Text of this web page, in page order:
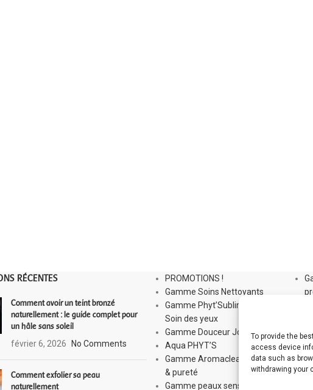
To provide the
access device
data such as
withdrawing your
RÉCENTES
Comment avoir un teint bronzé
naturellement : le guide complet pour
un hâle sans soleil
février 6, 2026 No Comments
Comment exfolier sa peau
naturellement
PROMOTIONS !
Gamme Soins Nettoyants
Gamme Phyt’Sublim Eyes :
Soin des yeux
Gamme Douceur Jour
Aqua PHYT’S
Gamme Aromaclear : Équilibre
& pureté
Gamme peaux sensibles : Sensi